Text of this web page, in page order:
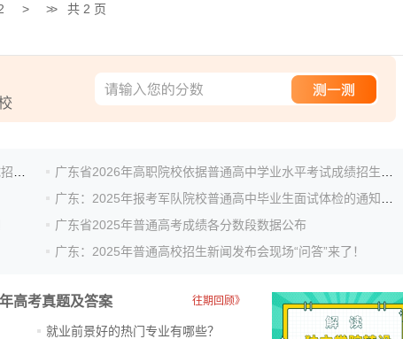
> >> 共 2 页
广东省2025年普通高考成绩各分数段数据公布
广东：2025年普通高校招生新闻发布会现场“问答”来了！
高考真题及答案 往期回顾》
就业前景好的热门专业有哪些？